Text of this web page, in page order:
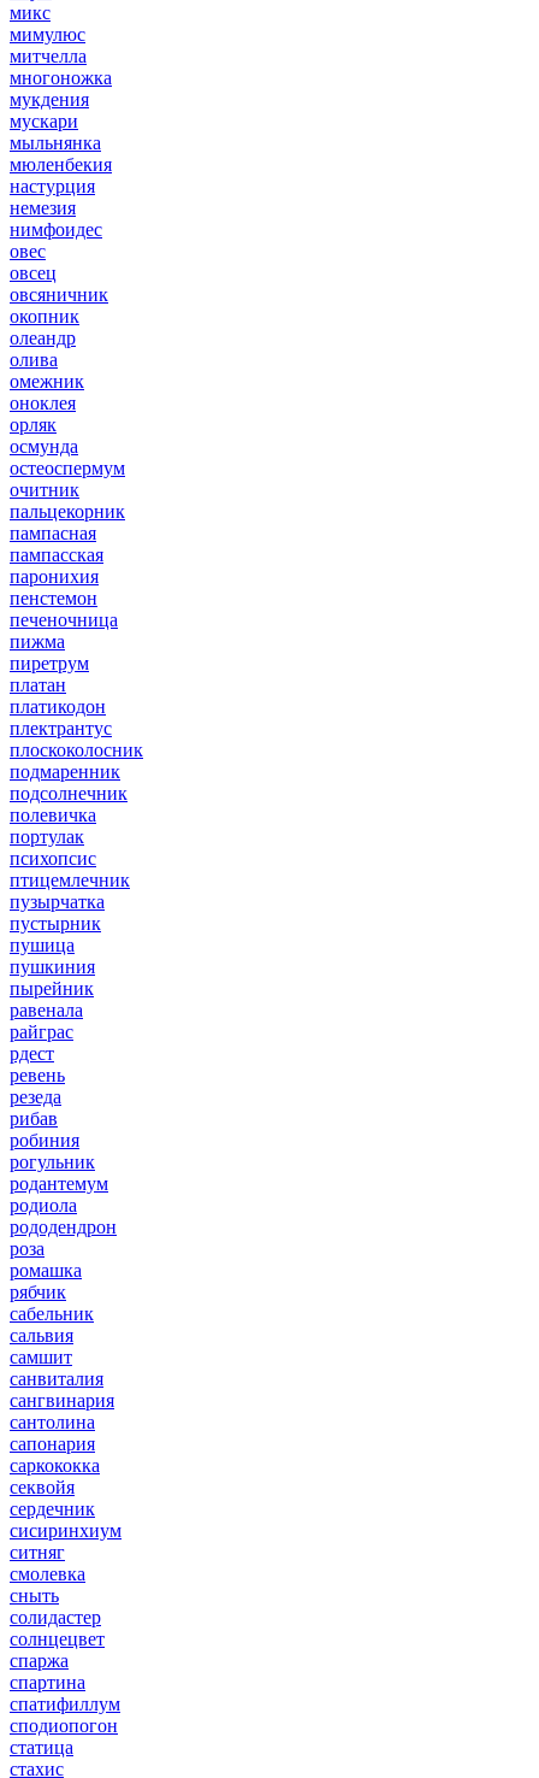
микс
мимулюс
митчелла
многоножка
мукдения
мускари
мыльнянка
мюленбекия
настурция
немезия
нимфоидес
овес
овсец
овсяничник
окопник
олеандр
олива
омежник
оноклея
орляк
осмунда
остеоспермум
очитник
пальцекорник
пампасная
пампасская
паронихия
пенстемон
печеночница
пижма
пиретрум
платан
платикодон
плектрантус
плоскоколосник
подмаренник
подсолнечник
полевичка
портулак
психопсис
птицемлечник
пузырчатка
пустырник
пушица
пушкиния
пырейник
равенала
райграс
рдест
ревень
резеда
рибав
робиния
рогульник
родантемум
родиола
рододендрон
роза
ромашка
рябчик
сабельник
сальвия
самшит
санвиталия
сангвинария
сантолина
сапонария
саркококка
секвойя
сердечник
сисиринхиум
ситняг
смолевка
сныть
солидастер
солнцецвет
спаржа
спартина
спатифиллум
сподиопогон
статица
стахис